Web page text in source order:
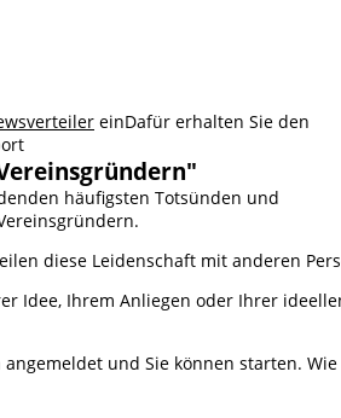
einDafür erhalten Sie den
häufigsten Totsünden und
diese Leidenschaft mit anderen
Idee, Ihrem Anliegen oder Ihrer
und Sie können starten.